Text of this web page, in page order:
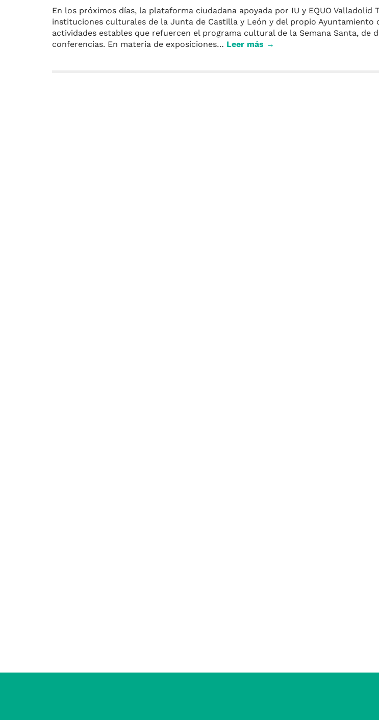
En los próximos días, la plataforma ciudadana apoyada por IU y EQUO Valladolid
instituciones culturales de la Junta de Castilla y León y del propio Ayuntamiento
actividades estables que refuercen el programa cultural de la Semana Santa,
conferencias. En materia de exposiciones… Leer más →